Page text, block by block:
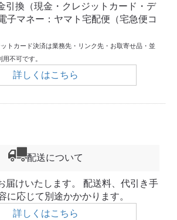
引換（現金・クレジットカード・デ
子マネー：ヤマト宅配便（宅急便コ
トカード決済は業務先・リンク先・お取寄せ品・並
不可です。
詳しくはこちら
配送について
届けいたします。 配送料、代引き手
に応じて別途かかかります。
詳しくはこちら